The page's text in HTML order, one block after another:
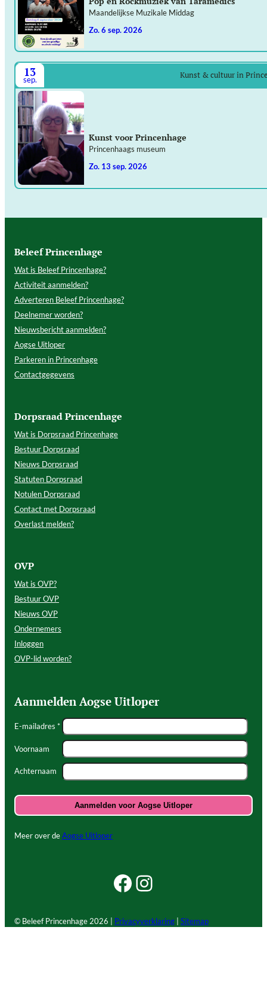
Maandelijkse Muzikale Middag
zo. 6 sep. 2026
13
sep. Kunst & cultuur in
Kunst voor Princenhage
Princenhaags museum
zo. 13 sep. 2026
Beleef Princenhage
Wat is Beleef Princenhage?
Activiteit aanmelden?
Adverteren Beleef Princenhage?
Deelnemer worden?
Nieuwsbericht aanmelden?
Aogse Uitloper
Parkeren in Princenhage
Contactgegevens
Dorpsraad Princenhage
Wat is Dorpsraad Princenhage
Bestuur Dorpsraad
Nieuws Dorpsraad
Statuten Dorpsraad
Notulen Dorpsraad
Contact met Dorpsraad
Overlast melden?
OVP
Wat is OVP?
Bestuur OVP
Nieuws OVP
Ondernemers
Inloggen
OVP-lid worden?
Aanmelden Aogse Uitloper
E-mailadres *
Voornaam
Achternaam
Meer over deAogse Uitloper
Facebook Beleef Princenhage
Instagram Beleef Princenhage
© Beleef Princenhage 2026 | Privacyverklaring Sitemap